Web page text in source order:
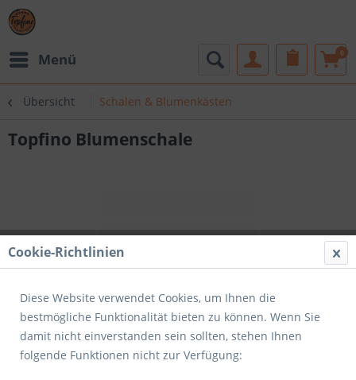
Menü 0
Übersicht Schalen & Blumenkästen
Topfino Blumenschale
Cookie-Richtlinien
Diese Website verwendet Cookies, um Ihnen die
bestmögliche Funktionalität bieten zu können. Wenn Sie
damit nicht einverstanden sein sollten, stehen Ihnen
folgende Funktionen nicht zur Verfügung: